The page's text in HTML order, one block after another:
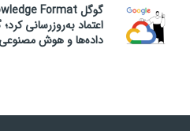
اعتماد به‌روزرسانی
داده‌ها و هوش مصنوعی